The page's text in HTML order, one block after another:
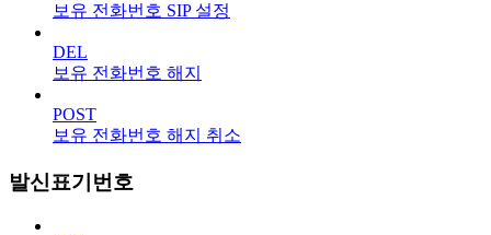
보유 전화번호 SIP 설정
DEL
보유 전화번호 해지
POST
보유 전화번호 해지 취소
발신표기번호